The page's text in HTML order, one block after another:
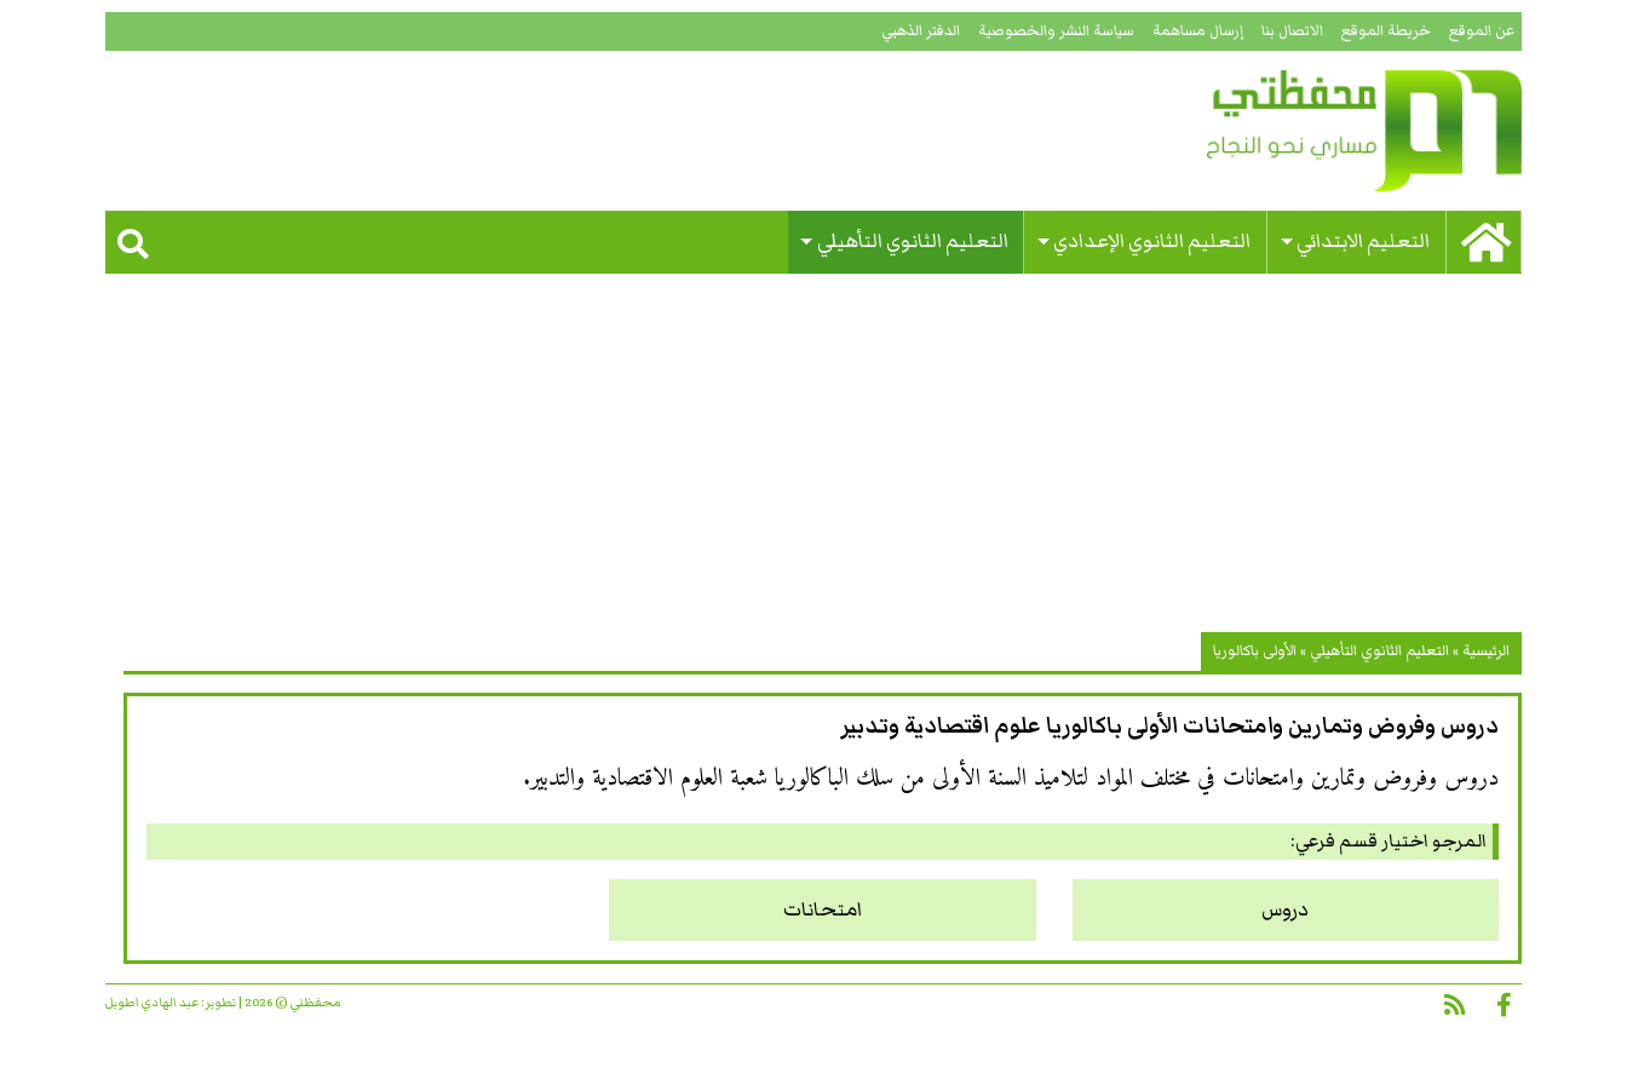
عن الموقع خريطة الموقع الاتصال بنا إرسال مساهمة سياسة النشر والخصوصية الدفتر الذهبي
التعليم الابتدائي التعليم الثانوي الإعدادي التعليم الثانوي التأهيلي
الرئيسية »التعليم الثانوي التأهيلي »الأولى باكالوريا
دروس وفروض وتمارين وامتحانات الأولى باكالوريا علوم اقتصادية وتدبير
دروس وفروض وتمارين وامتحانات في مختلف المواد لتلاميذ السنة الأولى من سلك الباكالوريا شعبة العلوم الاقتصادية والتدبير.
المرجو اختيار قسم فرعي:
دروس امتحانات
محفظتي © 2026 | تطوير: عبد الهادي اطويل